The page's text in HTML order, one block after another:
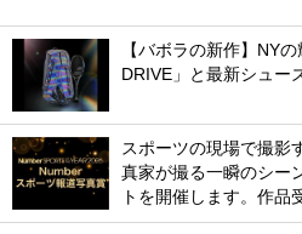
【バボラの新作】NY
DRIVE」と最新シュー
スポーツの現場で撮影
真家が撮る一瞬のシー
トを開催します。作品